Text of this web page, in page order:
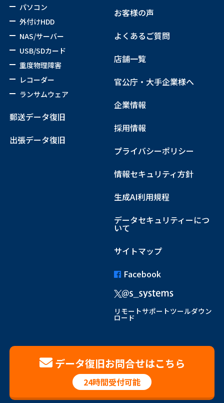
パソコン
外付けHDD
NAS/サーバー
USB/SDカード
重度物理障害
レコーダー
ランサムウェア
郵送データ復旧
出張データ復旧
お客様の声
よくあるご質問
店舗一覧
官公庁・大手企業様へ
企業情報
採用情報
プライバシーポリシー
情報セキュリティ方針
生成AI利用規程
データセキュリティーにつ
いて
サイトマップ
Facebook
リモートサポートツールダウン
ロード
データ復旧お問合せはこちら
24時間受付可能